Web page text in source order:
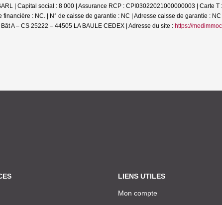
| Capital social : 8 000 | Assurance RCP : CPI03022021000000003 | Carte T
: NC. | N° de caisse de garantie : NC | Adresse caisse de garantie :
A – CS 25222 – 44505 LA BAULE CEDEX | Adresse du site : https://
LIENS UTILES
Mon compte